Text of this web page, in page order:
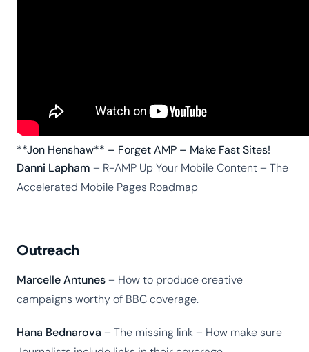
**Jon Henshaw** – Forget AMP – Make Fast Sites!
Danni Lapham – R-AMP Up Your Mobile Content – The
Accelerated Mobile Pages Roadmap
Outreach
Marcelle Antunes– How to produce creative
campaigns worthy of BBC coverage.
Hana Bednarova – The missing link – How make sure